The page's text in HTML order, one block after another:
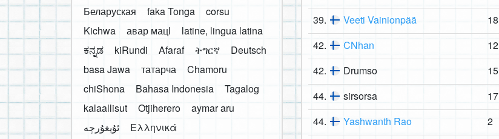
39. Veeti Vainionpää 18
42. CNhan 12
42. Drumso 15
44. sirsorsa 17
44. Yashwanth Rao 2
Беларуская
faka Tonga
corsu
Kichwa
авар мацӀ
latine, lingua latina
ಕನ್ನಡ
kiRundi Afaraf ትግርኛ
Deutsch
basa Jawa
татарча
Chamoru
chiShona
Bahasa Indonesia
Tagalog
kalaallisut
Otjiherero
aymar aru
Ελληνικά